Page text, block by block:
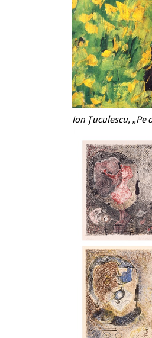
Ion Țuculescu, „Pe